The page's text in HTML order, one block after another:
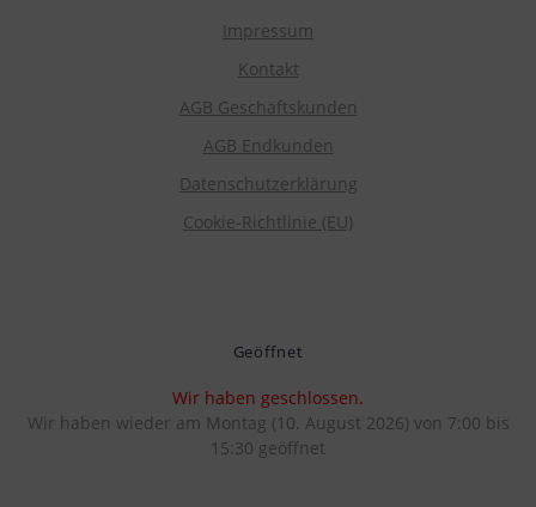
Impressum
Kontakt
AGB Geschäftskunden
AGB Endkunden
Datenschutzerklärung
Cookie-Richtlinie (EU)
Geöffnet
Wir haben geschlossen.
Wir haben wieder am Montag (10. August 2026) von 7:00 bis
15:30 geöffnet